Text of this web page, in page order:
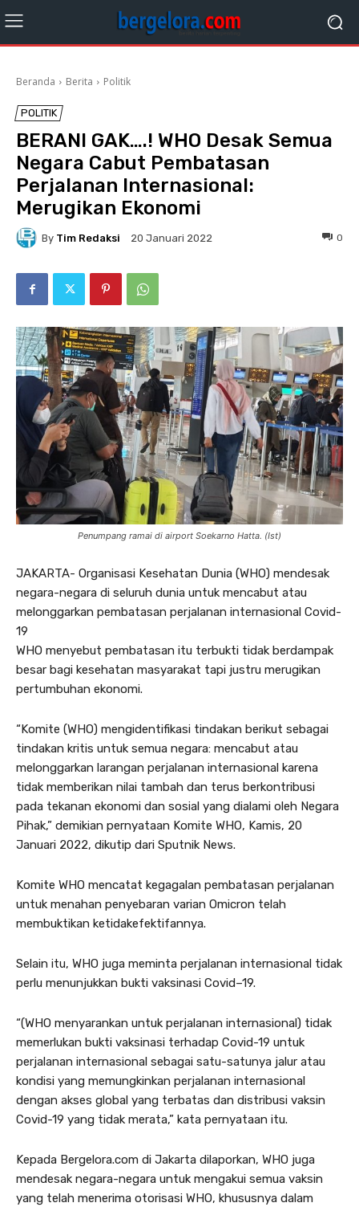
Beranda Berita Politik
POLITIK
BERANI GAK….! WHO Desak Semua
Negara Cabut Pembatasan
Perjalanan Internasional:
Merugikan Ekonomi
By Tim Redaksi 20 Januari 2022 0
Penumpang ramai di airport Soekarno Hatta. (Ist)
JAKARTA- Organisasi Kesehatan Dunia (WHO) mendesak
negara-negara di seluruh dunia untuk mencabut atau
melonggarkan pembatasan perjalanan internasional Covid-
19
WHO menyebut pembatasan itu terbukti tidak berdampak
besar bagi kesehatan masyarakat tapi justru merugikan
pertumbuhan ekonomi.
“Komite (WHO) mengidentifikasi tindakan berikut sebagai
tindakan kritis untuk semua negara: mencabut atau
melonggarkan larangan perjalanan internasional karena
tidak memberikan nilai tambah dan terus berkontribusi
pada tekanan ekonomi dan sosial yang dialami oleh Negara
Pihak,” demikian pernyataan Komite WHO, Kamis, 20
Januari 2022, dikutip dari Sputnik News.
Komite WHO mencatat kegagalan pembatasan perjalanan
untuk menahan penyebaran varian Omicron telah
membuktikan ketidakefektifannya.
Selain itu, WHO juga meminta perjalanan internasional tidak
perlu menunjukkan bukti vaksinasi Covid–19.
“(WHO menyarankan untuk perjalanan internasional) tidak
memerlukan bukti vaksinasi terhadap Covid-19 untuk
perjalanan internasional sebagai satu-satunya jalur atau
kondisi yang memungkinkan perjalanan internasional
dengan akses global yang terbatas dan distribusi vaksin
Covid-19 yang tidak merata,” kata pernyataan itu.
Kepada Bergelora.com di Jakarta dilaporkan, WHO juga
mendesak negara-negara untuk mengakui semua vaksin
yang telah menerima otorisasi WHO, khususnya dalam